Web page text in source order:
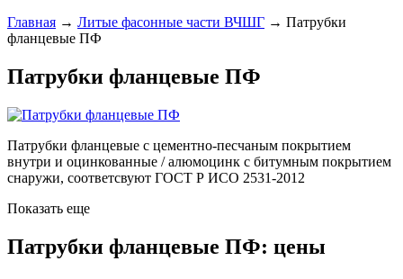
Главная → Литые фасонные части ВЧШГ → Патрубки
фланцевые ПФ
Патрубки фланцевые ПФ
Патрубки фланцевые с цементно-песчаным покрытием
внутри и оцинкованные / алюмоцинк с битумным покрытием
снаружи, соответсвуют ГОСТ Р ИСО 2531-2012
Показать еще
Патрубки фланцевые ПФ: цены